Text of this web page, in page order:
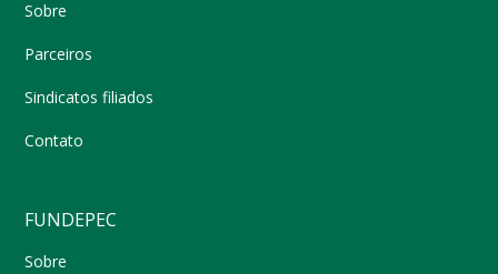
Sobre
Parceiros
Sindicatos filiados
Contato
FUNDEPEC
Sobre